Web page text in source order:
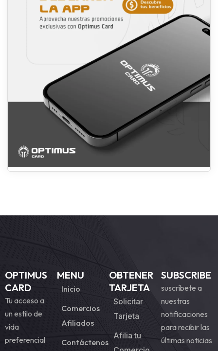
OPTIMUS
CARD
Tu acceso a
un estilo de
vida
preferencial
MENU
Inicio
Comercios
Afiliados
Contáctenos
OBTENER
TARJETA
Solicitar
Tarjeta
Afilia tu
SUBSCRIBE
suscríbete a
nuestras
notificaciones
para recibir las
últimas noticias